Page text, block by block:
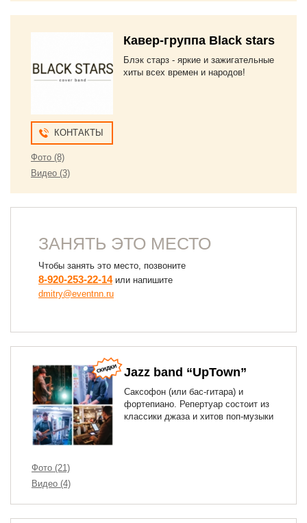
КОНТАКТЫ
Фото (8)
Видео (3)
Кавер-группа Black stars
Блэк старз - яркие и зажигательные
хиты всех времен и народов!
ЗАНЯТЬ ЭТО МЕСТО
Чтобы занять это место, позвоните
8-920-253-22-14или напишите
dmitry@eventnn.ru
Фото (21)
Видео (4)
Jazz band “UpTown”
Саксофон (или бас-гитара) и
фортепиано. Репертуар состоит из
классики джаза и хитов поп-музыки